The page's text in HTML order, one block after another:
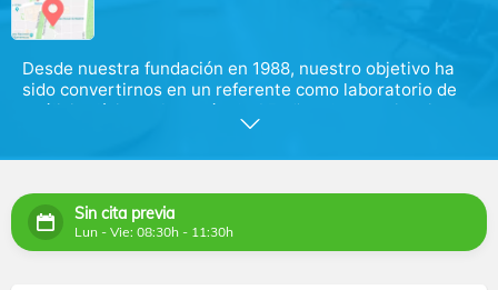
Desde nuestra fundación en 1988, nuestro objetivo ha
sido convertirnos en un referente como laboratorio de
análisis clínicos. Con más de 35 años de experiencia y
una reputación consolidada, Eurofins Megalab es hoy
Somos líderes nacionales en servicios, información,
gestión y ejecución de pruebas diagnósticas de análisis
clínicos y anatomía patológica. Además, lideramos la
gestión de laboratorios intra-Hospitalarios en todo el
Sin cita previa
Lun - Vie: 08:30h - 11:30h